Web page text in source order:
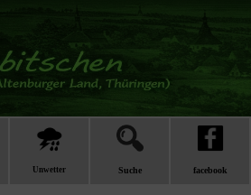
Unwetter Suche facebook